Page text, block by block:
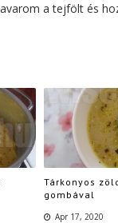
a tejfölt és
Tárkonyos
gombával
Apr 17, 2020